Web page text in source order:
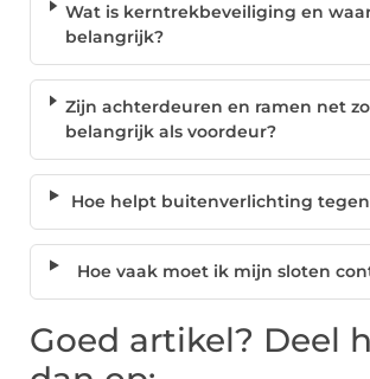
Wat is kerntrekbeveiliging en
belangrijk?
Zijn achterdeuren en ramen net zo
belangrijk als voordeur?
Hoe helpt buitenverlichting
Hoe vaak moet ik mijn sloten
Goed artikel? Deel